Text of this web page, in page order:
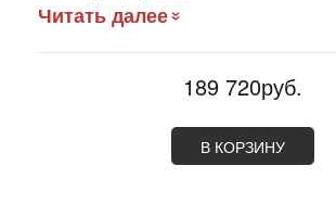
Читать далее
189 720руб.
В КОРЗИНУ